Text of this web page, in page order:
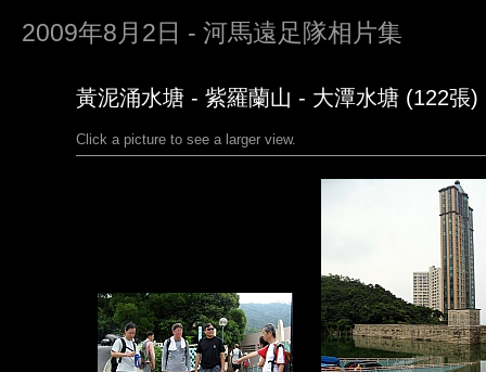
2009年8月2日 - 河馬遠足隊相片集
黃泥涌水塘 - 紫羅蘭山 - 大潭水塘 (122張)
Click a picture to see a larger view.